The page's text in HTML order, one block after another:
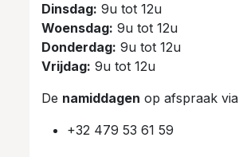
Dinsdag: 9u tot 12u
Woensdag: 9u tot 12u
Donderdag: 9u tot 12u
Vrijdag: 9u tot 12u
De namiddagen op afspraak via
+32 479 53 61 59